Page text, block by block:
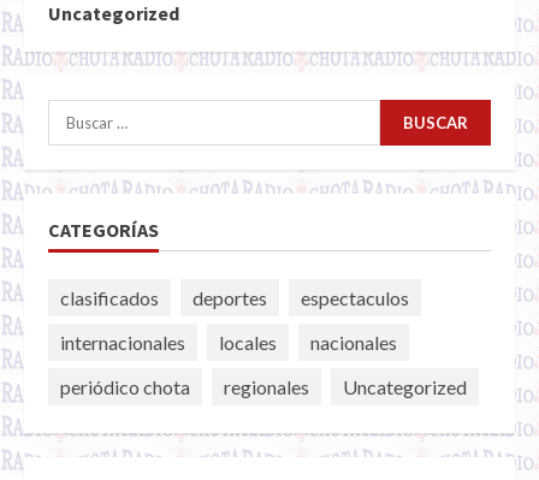
Uncategorized
Buscar:
CATEGORÍAS
clasificados deportes
espectaculos
internacionales
locales
nacionales
periódico chota
regionales Uncategorized